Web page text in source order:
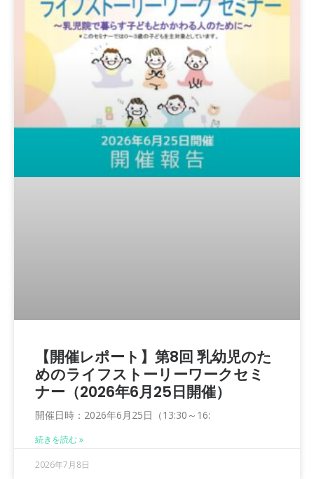
【開催レポート】第8回 乳幼児のた
めのライフストーリーワークセミ
ナー（2026年6月25日開催）
開催日時：2026年6月25日（13:30～16:
続きを読む »
2026年7月8日